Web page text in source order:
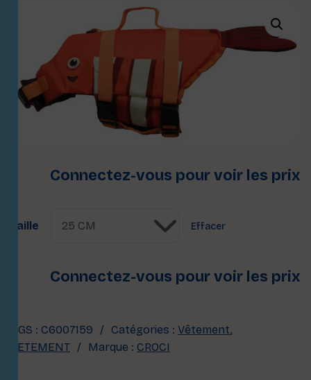
Connectez-vous pour voir les prix
Taille Effacer
Connectez-vous pour voir les prix
UGS : C6007159 Catégories : Vêtement,
VETEMENT
Marque : CROCI